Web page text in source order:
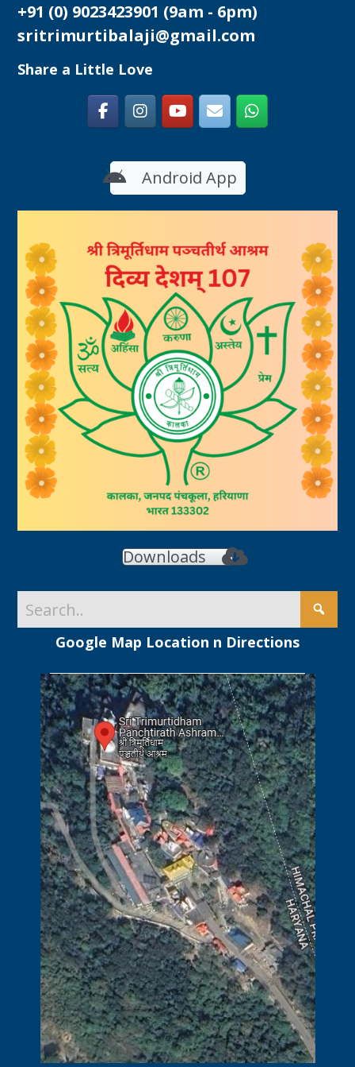
+91 (0) 9023423901 (9am - 6pm)
sritrimurtibalaji@gmail.com
Share a Little Love
Android App
Downloads
Google Map Location n Directions